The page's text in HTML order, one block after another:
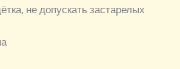
не допускать застарелых